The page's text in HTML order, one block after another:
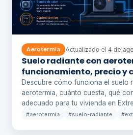
Aerotermia Actualizado el 4 de
Suelo radiante con
funcionamiento, precio y
Descubre cómo funciona el suelo
aerotermia, cuánto cuesta, qué
adecuado para tu vivienda en
#aerotermia #suelo-radiante